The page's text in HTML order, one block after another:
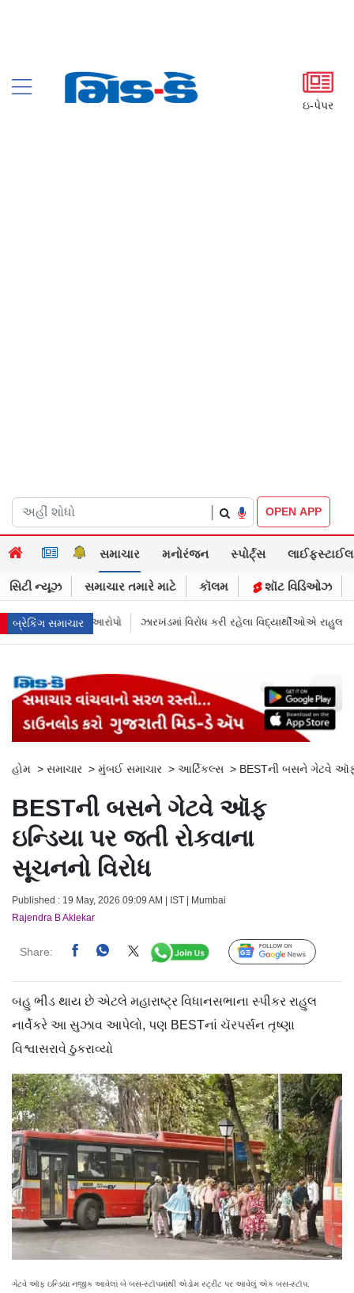
ઇ-પેપર
OPEN APP
સમાચાર મનોરંજન સ્પોર્ટ્સ લાઈફસ્ટાઈલ
સિટી ન્યૂઝ સમાચાર તમારે માટે કૉલમ શૉટ વિડિઓઝ
બ્રેકિંગ સમાચાર
રહેલા વિદ્યાર્થીઓએ રાહુલ ગાંધીને કહ્યું "હબીબી, કમ ટુ રાંચી" Digitally
હોમ > સમાચાર > મુંબઈ સમાચાર > આર્ટિકલ્સ > BESTની બસને ગેટવે ઑફ
BESTની બસને ગેટવે ઑફ
ઇન્ડિયા પર જતી રોકવાના
સૂચનનો વિરોધ
Published : 19 May, 2026 09:09 AM | IST | Mumbai
Rajendra B Aklekar
Share: Follow Us
બહુ ભીડ થાય છે એટલે મહારાષ્ટ્ર વિધાનસભાના સ્પીકર રાહુલ
નાર્વેકરે આ સુઝાવ આપેલો, પણ BESTનાં ચૅરપર્સન તૃષ્ણા
વિશ્વાસરાવે ઠુકરાવ્યો
ગેટવે ઑફ ઇન્ડિયા નજીક આવેલાં બે બસ-સ્ટૉપમાંથી એડોમ સ્ટ્રીટ પર આવેલું એક બસ-સ્ટૉપ.